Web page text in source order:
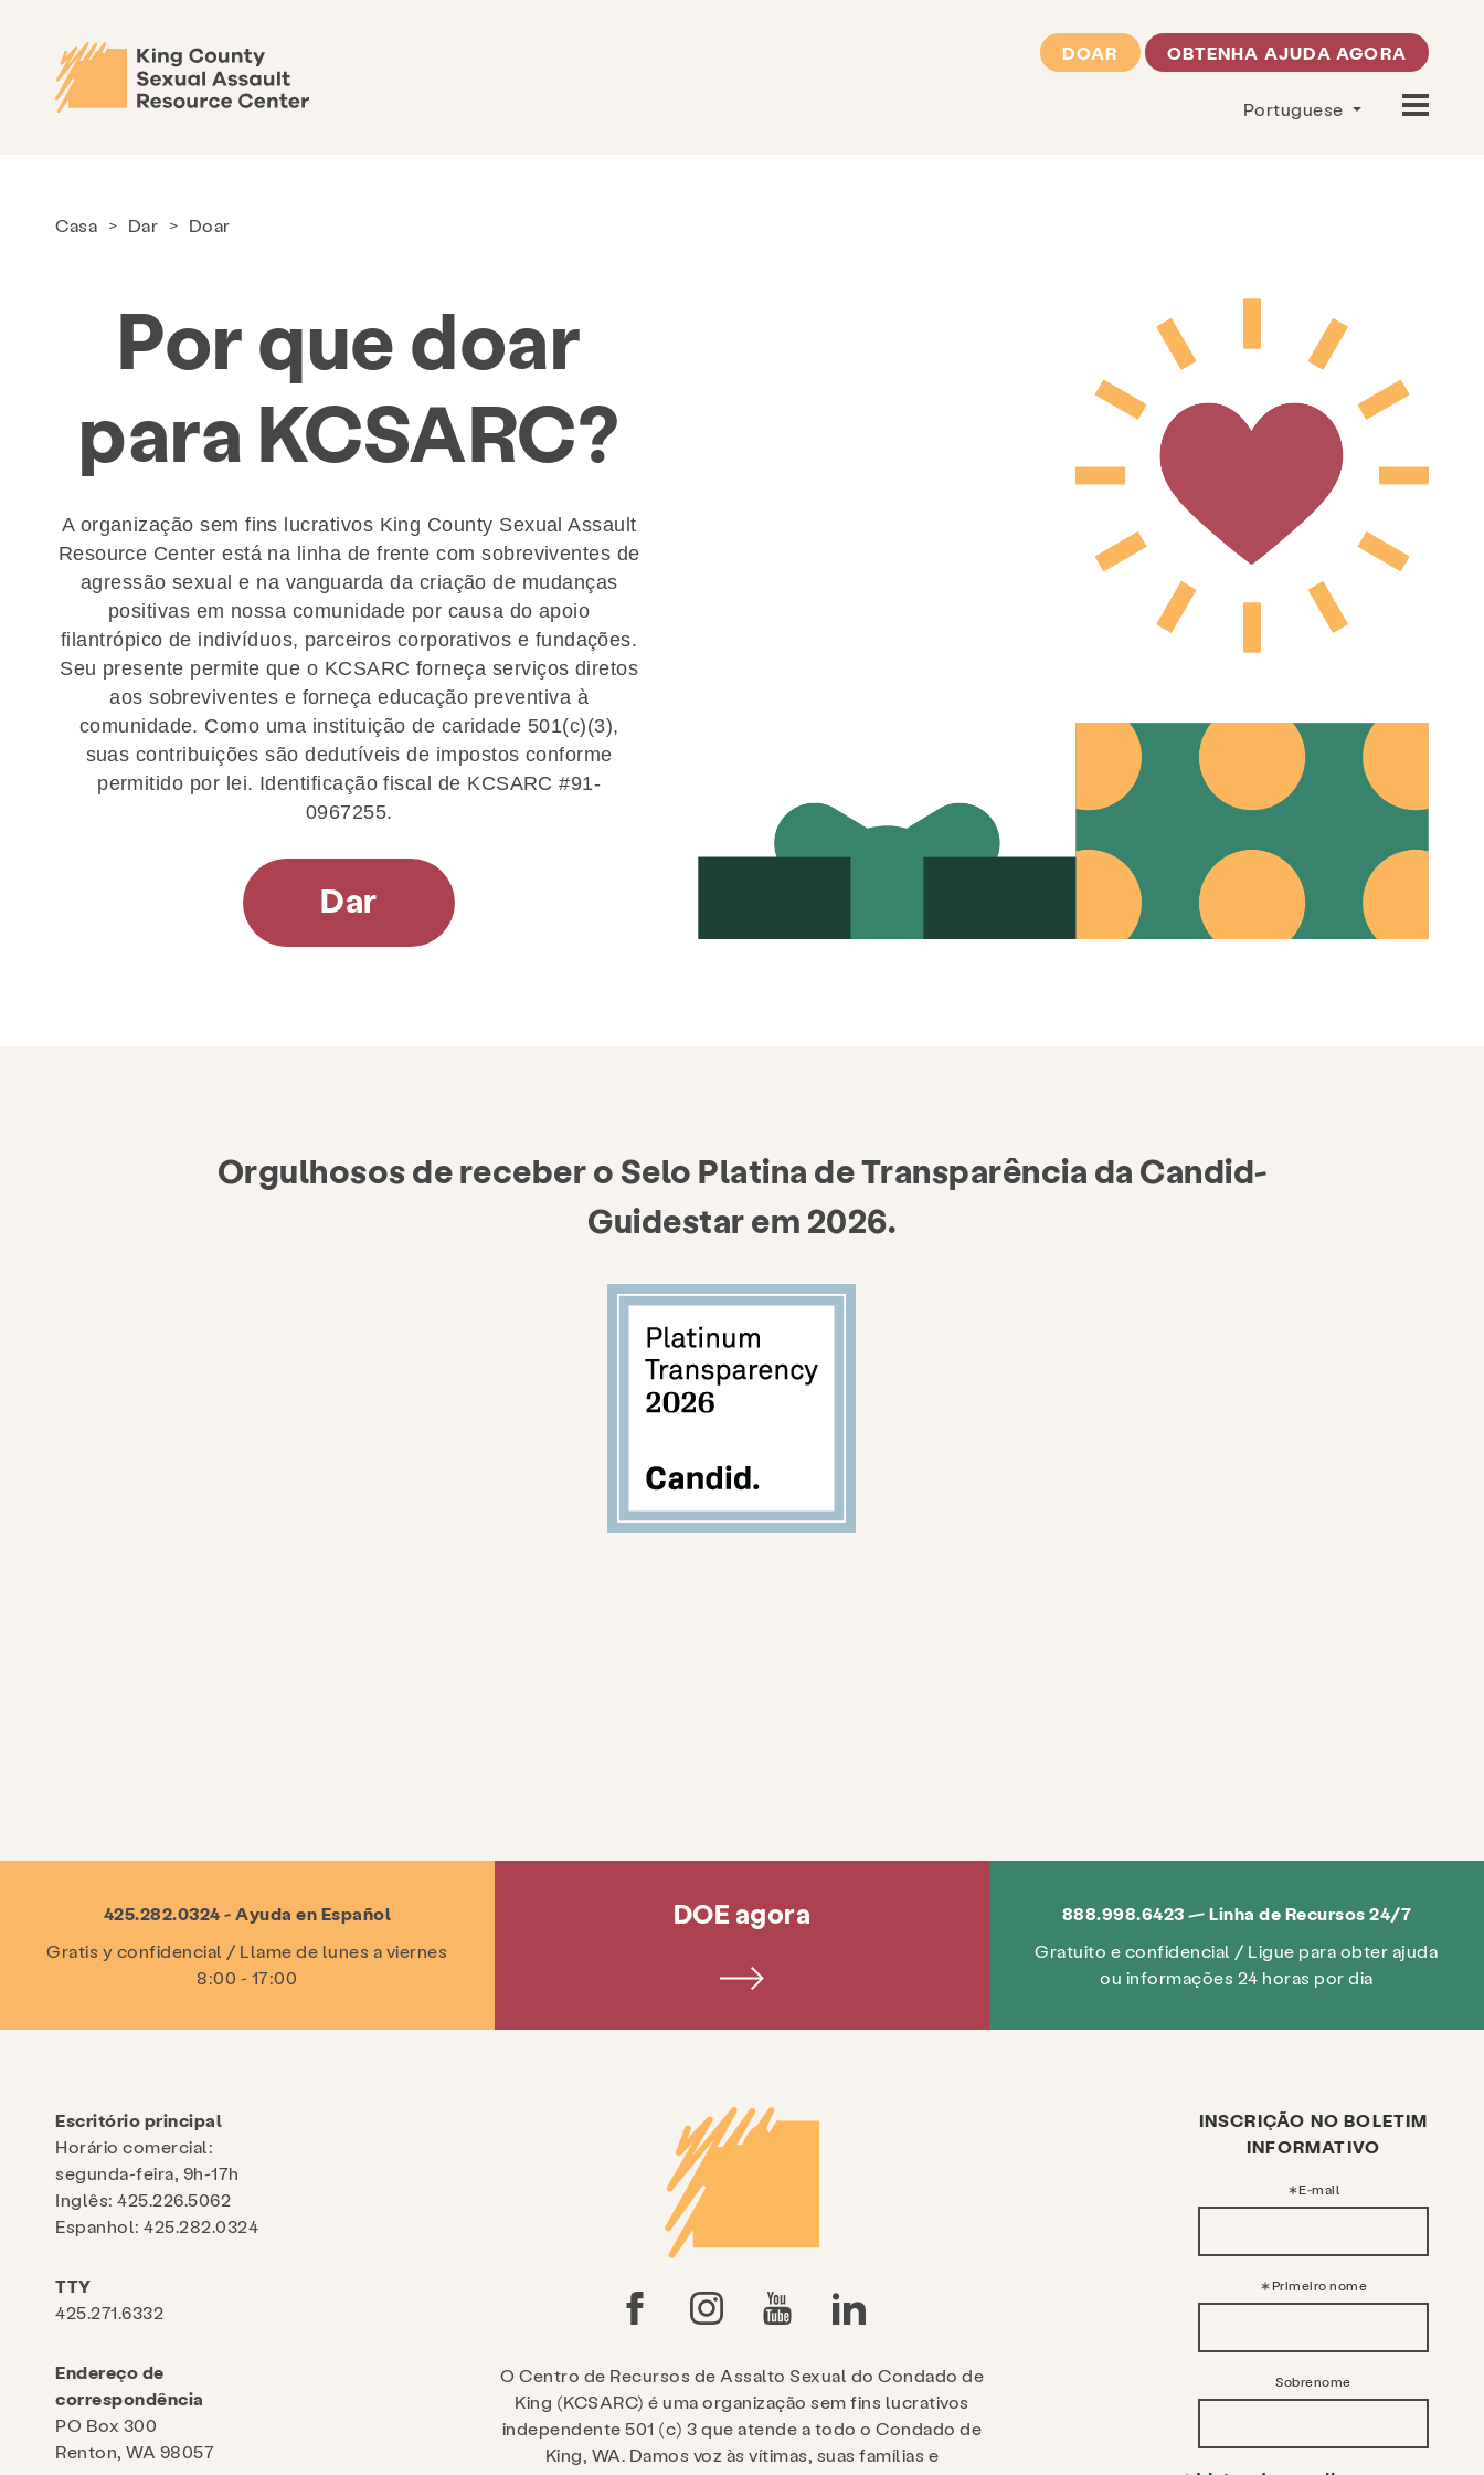
DOAR OBTENHA AJUDA AGORA
Portuguese
Prevenção e Educação Recursos
maneiras de dar Círculo Legado
Pesquisar KCSARC
Casa > Dar > Doar
Por que doar
para KCSARC?
A organização sem fins lucrativos King County Sexual Assault
Resource Center está na linha de frente com sobreviventes de
agressão sexual e na vanguarda da criação de mudanças
positivas em nossa comunidade por causa do apoio
filantrópico de indivíduos, parceiros corporativos e fundações.
Seu presente permite que o KCSARC forneça serviços diretos
aos sobreviventes e forneça educação preventiva à
comunidade. Como uma instituição de caridade 501(c)(3),
suas contribuições são dedutíveis de impostos conforme
permitido por lei. Identificação fiscal de KCSARC #91-
0967255.
Dar
Orgulhosos de receber o Selo Platina de Transparência da Candid-
Guidestar em 2026.
425.282.0324 - Ayuda en Español
Gratis y confidencial / Llame de lunes a viernes
8:00 - 17:00
DOE agora
888.998.6423 — Linha de Recursos 24/7
Gratuito e confidencial / Ligue para obter ajuda
ou informações 24 horas por dia
Escritório principal
Horário comercial:
segunda-feira, 9h-17h
Inglês: 425.226.5062
Espanhol: 425.282.0324
TTY
425.271.6332
Endereço de
correspondência
PO Box 300
Renton, WA 98057
O Centro de Recursos de Assalto Sexual do Condado de
King (KCSARC) é uma organização sem fins lucrativos
independente 501 (c) 3 que atende a todo o Condado de
King, WA. Damos voz às vítimas, suas famílias e
INSCRIÇÃO NO BOLETIM
INFORMATIVO
E-mail
Primeiro nome
Sobrenome